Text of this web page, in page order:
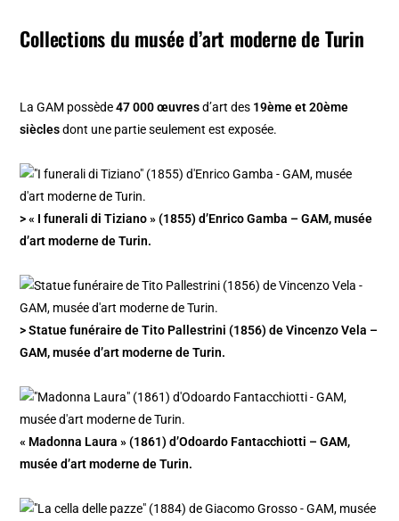
Collections du musée d’art moderne de Turin
La GAM possède47 000 œuvresd’art des 19ème et 20ème
sièclesdont une partie seulement est exposée.
> « I funerali di Tiziano » (1855) d’Enrico Gamba – GAM, musée
d’art moderne de Turin.
> Statue funéraire de Tito Pallestrini (1856) de Vincenzo Vela –
GAM, musée d’art moderne de Turin.
« Madonna Laura » (1861) d’Odoardo Fantacchiotti – GAM,
musée d’art moderne de Turin.